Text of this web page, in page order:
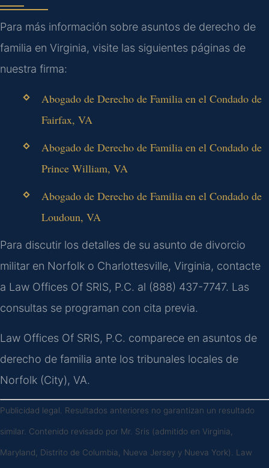
Para más información sobre asuntos de derecho de
familia en Virginia, visite las siguientes páginas de
nuestra firma:
Abogado de Derecho de Familia en el Condado de
Fairfax, VA
Abogado de Derecho de Familia en el Condado de
Prince William, VA
Abogado de Derecho de Familia en el Condado de
Loudoun, VA
Para discutir los detalles de su asunto de divorcio
militar en Norfolk o Charlottesville, Virginia, contacte
a Law Offices Of SRIS, P.C. al (888) 437-7747. Las
consultas se programan con cita previa.
Law Offices Of SRIS, P.C. comparece en asuntos de
derecho de familia ante los tribunales locales de
Norfolk (City), VA.
Publicidad legal. Resultados anteriores no garantizan un resultado
similar. Contenido revisado por Mr. Sris (admitido en Virginia,
Maryland, Distrito de Columbia, Nueva Jersey y Nueva York). Law